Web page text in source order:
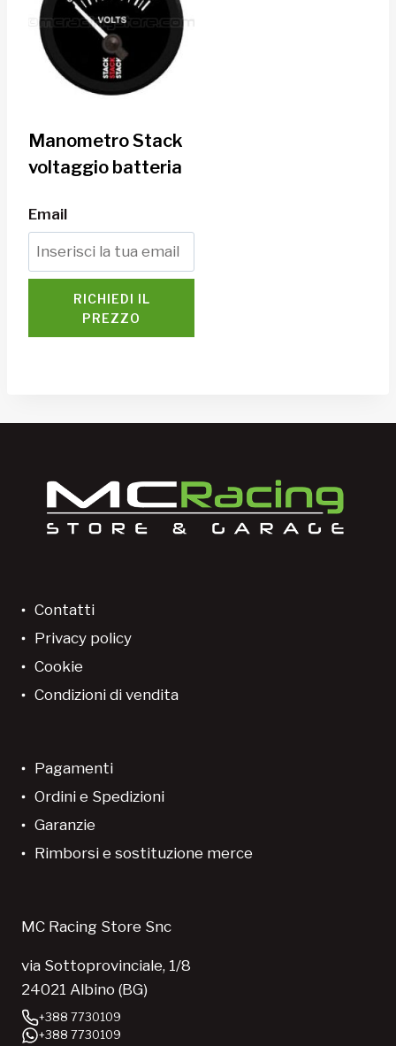
Manometro Stack
voltaggio batteria
Email
RICHIEDI IL
PREZZO
Contatti
Privacy policy
Cookie
Condizioni di vendita
Pagamenti
Ordini e Spedizioni
Garanzie
Rimborsi e sostituzione merce
MC Racing Store Snc
via Sottoprovinciale, 1/8
24021 Albino (BG)
+388 7730109
+388 7730109